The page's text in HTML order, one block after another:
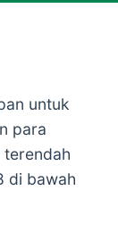
untuk
para
di bawah